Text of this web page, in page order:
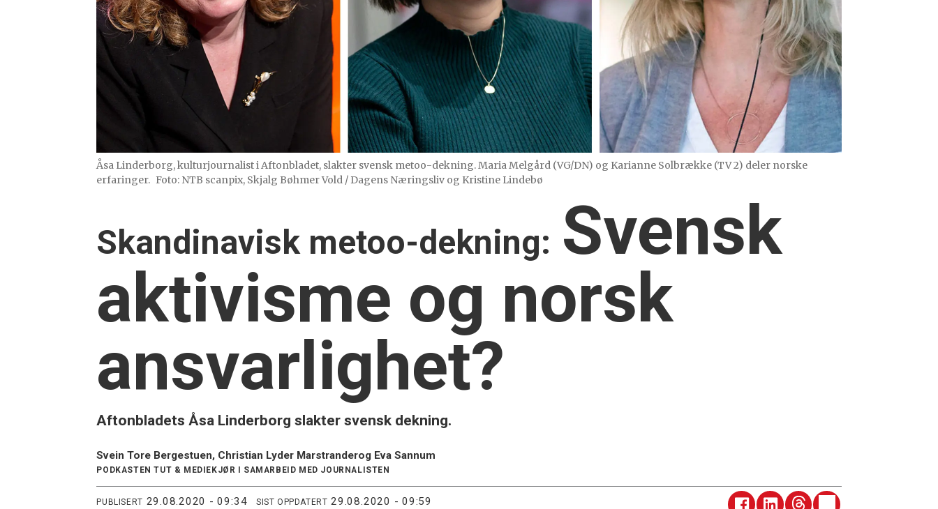
Åsa Linderborg, kulturjournalist i Aftonbladet, slakter svensk metoo-dekning. Maria Melgård (VG/DN) og Karianne Solbrække (TV 2) deler norske
erfaringer. Foto: NTB scanpix, Skjalg Bøhmer Vold / Dagens Næringsliv og Kristine Lindebø
Skandinavisk metoo-dekning: Svensk
aktivisme og norsk
ansvarlighet?
Aftonbladets Åsa Linderborg slakter svensk dekning.
Svein Tore Bergestuen, Christian Lyder Marstranderog Eva Sannum
PODKASTEN TUT & MEDIEKJØR I SAMARBEID MED JOURNALISTEN
PUBLISERT 29.08.2020 - 09:34 SIST OPPDATERT 29.08.2020 - 09:59